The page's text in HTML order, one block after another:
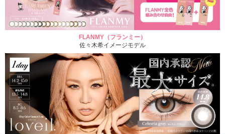
FLANMY（フランミー）
佐々木希イメージモデル